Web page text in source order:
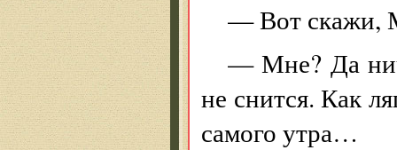
— Вот скажи,
— Мне? Да
не снится. Как
самого утра…